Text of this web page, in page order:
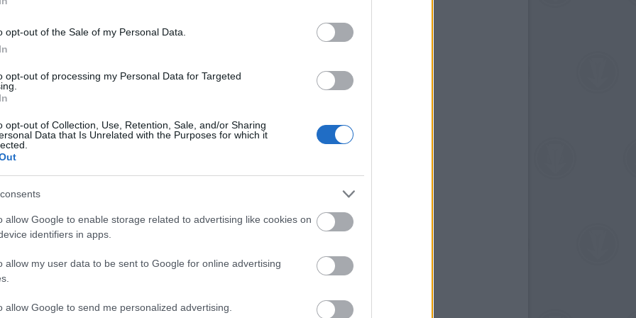
opt-out of the Sale of my Personal Data.
opt-out of processing my Personal Data for Targeted
opt-out of Collection, Use, Retention, Sale, and/or Sharing
Data that Is Unrelated with the Purposes for which it
allow Google to enable storage related to advertising like cookies on
identifiers in apps.
allow my user data to be sent to Google for online advertising
allow Google to send me personalized advertising.
képgrafikákat, plakátokat készített,
kivitelezésével is. 1987-től négy éven át
illetve egy mecénása segítségével Izraelben
külföldi önálló kiállításon láthatták már az
MÚZEUM?!
HATÁRÁN –